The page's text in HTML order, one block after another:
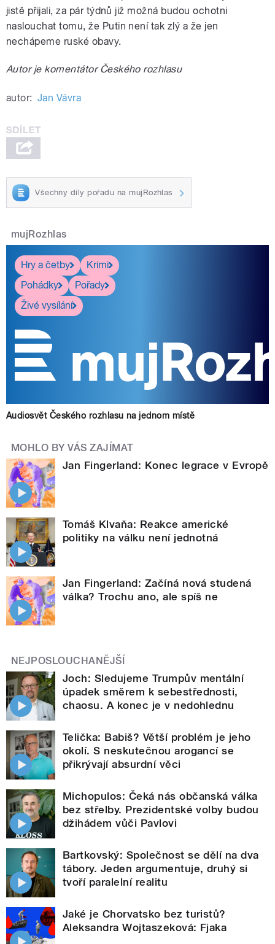
jistě přijali, za pár týdnů již možná budou ochotni
naslouchat tomu, že Putin není tak zlý a že jen
nechápeme ruské obavy.
Autor je komentátor Českého rozhlasu
autor: Jan Vávra
Všechny díly pořadu na mujRozhlas
mujRozhlas
Hry a četby
Krimi
Pohádky
Pořady
Živé vysílání
Audiosvět Českého rozhlasu na jednom místě
MOHLO BY VÁS ZAJÍMAT
Jan Fingerland: Konec legrace v Evropě
Tomáš Klvaňa: Reakce americké
politiky na válku není jednotná
Jan Fingerland: Začíná nová studená
válka? Trochu ano, ale spíš ne
NEJPOSLOUCHANĚJŠÍ
Joch: Sledujeme Trumpův mentální
úpadek směrem k sebestřednosti,
chaosu. A konec je v nedohlednu
Telička: Babiš? Větší problém je jeho
okolí. S neskutečnou arogancí se
přikrývají absurdní věci
Michopulos: Čeká nás občanská válka
bez střelby. Prezidentské volby budou
džihádem vůči Pavlovi
Bartkovský: Společnost se dělí na dva
tábory. Jeden argumentuje, druhý si
tvoří paralelní realitu
Jaké je Chorvatsko bez turistů?
Aleksandra Wojtaszeková: Fjaka